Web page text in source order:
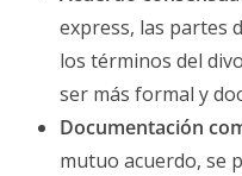
express, las partes
los términos del
ser más formal y
Documentación
mutuo acuerdo, se